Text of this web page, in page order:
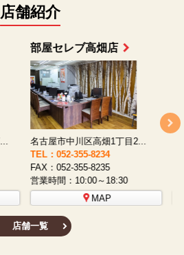
店舗紹介
部屋セレブ中村店
名古屋市中村区太閤通9-1...
TEL：052-481-0853
FAX：052-481-3587
営業時間：10:00～18:30
MAP
店舗一覧